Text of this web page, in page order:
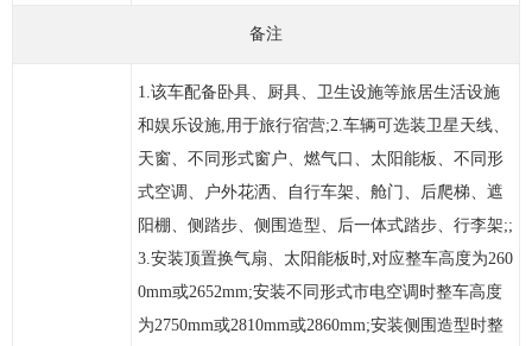
备注
1.该车配备卧具、厨具、卫生设施等旅居生活设施
和娱乐设施,用于旅行宿营;2.车辆可选装卫星天线、
天窗、不同形式窗户、燃气口、太阳能板、不同形
式空调、户外花洒、自行车架、舱门、后爬梯、遮
阳棚、侧踏步、侧围造型、后一体式踏步、行李架;;
3.安装顶置换气扇、太阳能板时,对应整车高度为260
0mm或2652mm;安装不同形式市电空调时整车高度
为2750mm或2810mm或2860mm;安装侧围造型时整